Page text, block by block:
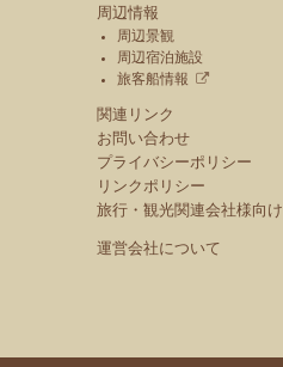
周辺情報
周辺景観
周辺宿泊施設
旅客船情報
関連リンク
お問い合わせ
プライバシーポリシー
リンクポリシー
旅行・観光関連会社様向け
運営会社について